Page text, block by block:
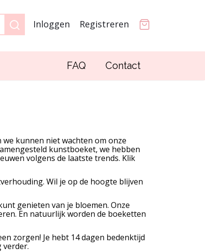
Inloggen Registreren
Contact
FAQ
kunnen niet wachten om onze
kunstboeket, we hebben
volgens de laatste trends. Klik
Wil je op de hoogte blijven
genieten van je bloemen. Onze
En natuurlijk worden de boeketten
zorgen! Je hebt 14 dagen bedenktijd
verder.